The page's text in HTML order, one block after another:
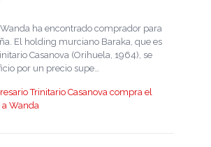
ha encontrado comprador para
El holding murciano Baraka, que es
Casanova (Orihuela, 1964), se
por un precio supe…
Trinitario Casanova compra el
a Wanda